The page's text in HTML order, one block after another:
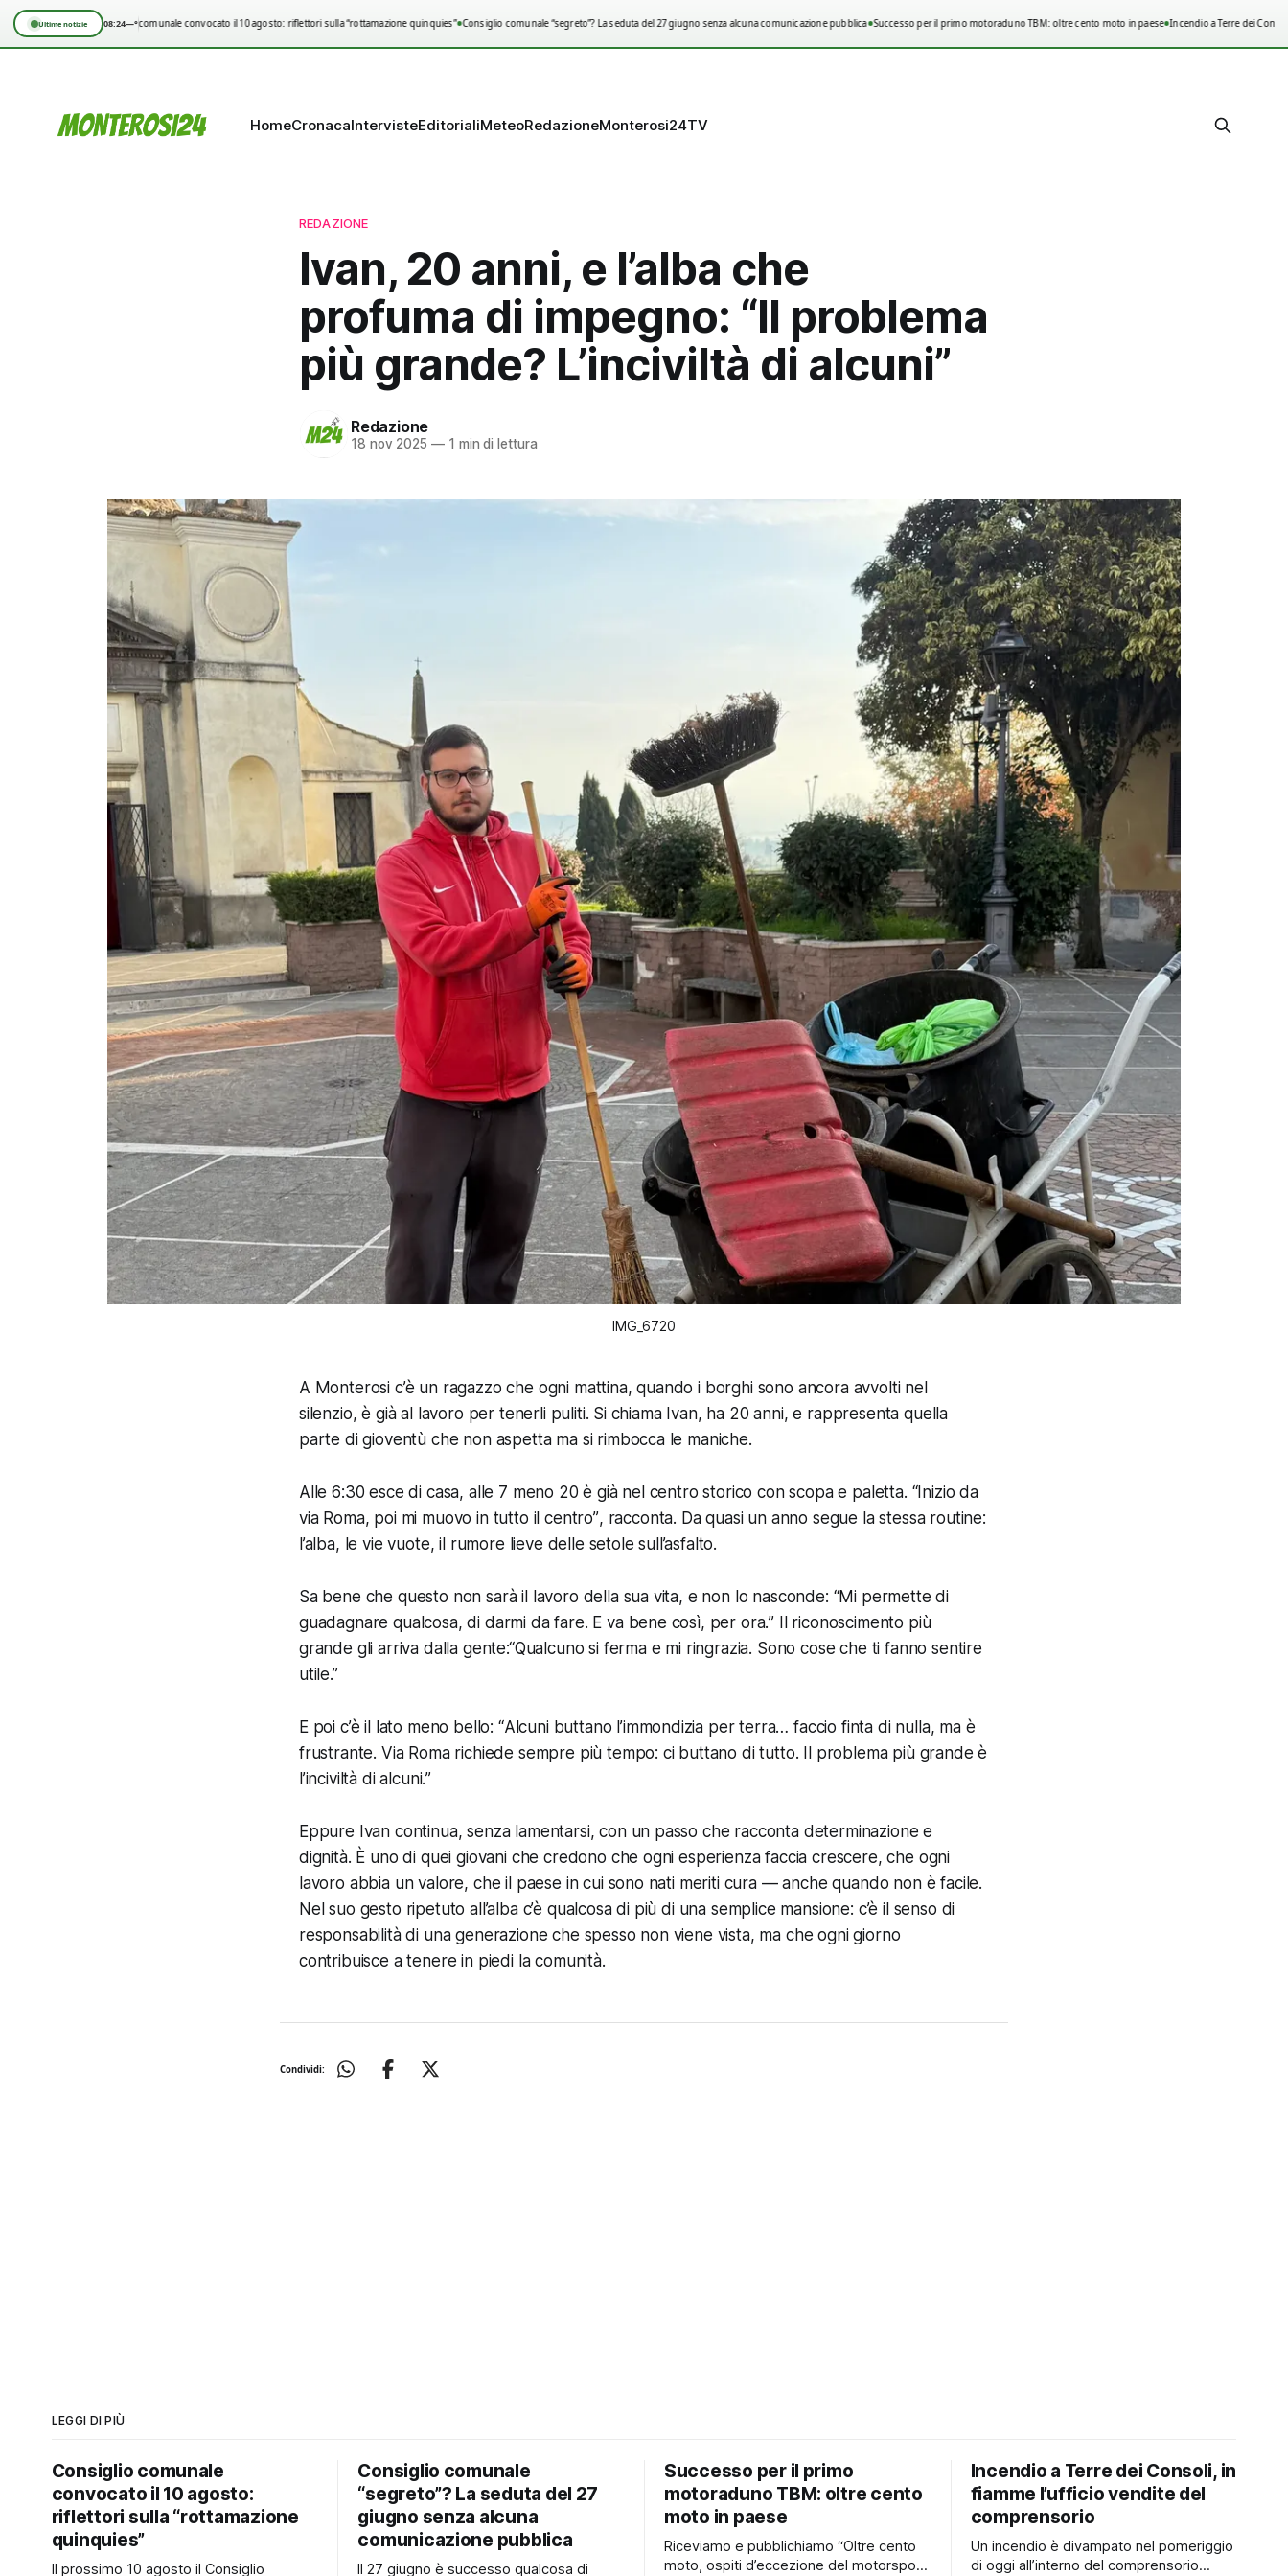
Ultime notizie 08:24—°
Consiglio comunale convocato il 10 agosto: riflettori sulla “rottamazione quinquies”•Consiglio comunale “segreto”? La seduta del 27 giugno senza alcuna comunicazione pubblica•Successo per il primo motoraduno TBM: oltre cento moto in paese•Incendio a Terre dei
HomeCronacaIntervisteEditorialiMeteoRedazioneMonterosi24TV
REDAZIONE
Ivan, 20 anni, e l’alba che
profuma di impegno: “Il problema
più grande? L’inciviltà di alcuni”
Redazione
18 nov 2025 —1 min di lettura
IMG_6720
A Monterosi c’è un ragazzo che ogni mattina, quando i borghi sono ancora avvolti nel
silenzio, è già al lavoro per tenerli puliti. Si chiama Ivan, ha 20 anni, e rappresenta quella
parte di gioventù che non aspetta ma si rimbocca le maniche.
Alle 6:30 esce di casa, alle 7 meno 20 è già nel centro storico con scopa e paletta. “Inizio da
via Roma, poi mi muovo in tutto il centro”, racconta. Da quasi un anno segue la stessa routine:
l’alba, le vie vuote, il rumore lieve delle setole sull’asfalto.
Sa bene che questo non sarà il lavoro della sua vita, e non lo nasconde: “Mi permette di
guadagnare qualcosa, di darmi da fare. E va bene così, per ora.” Il riconoscimento più
grande gli arriva dalla gente:“Qualcuno si ferma e mi ringrazia. Sono cose che ti fanno sentire
utile.”
E poi c’è il lato meno bello: “Alcuni buttano l’immondizia per terra… faccio finta di nulla, ma è
frustrante. Via Roma richiede sempre più tempo: ci buttano di tutto. Il problema più grande è
l’inciviltà di alcuni.”
Eppure Ivan continua, senza lamentarsi, con un passo che racconta determinazione e
dignità. È uno di quei giovani che credono che ogni esperienza faccia crescere, che ogni
lavoro abbia un valore, che il paese in cui sono nati meriti cura — anche quando non è facile.
Nel suo gesto ripetuto all’alba c’è qualcosa di più di una semplice mansione: c’è il senso di
responsabilità di una generazione che spesso non viene vista, ma che ogni giorno
contribuisce a tenere in piedi la comunità.
Condividi:
LEGGI DI PIÙ
Consiglio comunale
convocato il 10 agosto:
riflettori sulla “rottamazione
quinquies”
Il prossimo 10 agosto il Consiglio
Consiglio comunale
“segreto”? La seduta del 27
giugno senza alcuna
comunicazione pubblica
Il 27 giugno è successo qualcosa di
Successo per il primo
motoraduno TBM: oltre cento
moto in paese
Riceviamo e pubblichiamo “Oltre cento
moto, ospiti d’eccezione del motorsport
Incendio a Terre dei Consoli, in
fiamme l’ufficio vendite del
comprensorio
Un incendio è divampato nel pomeriggio
di oggi all’interno del comprensorio